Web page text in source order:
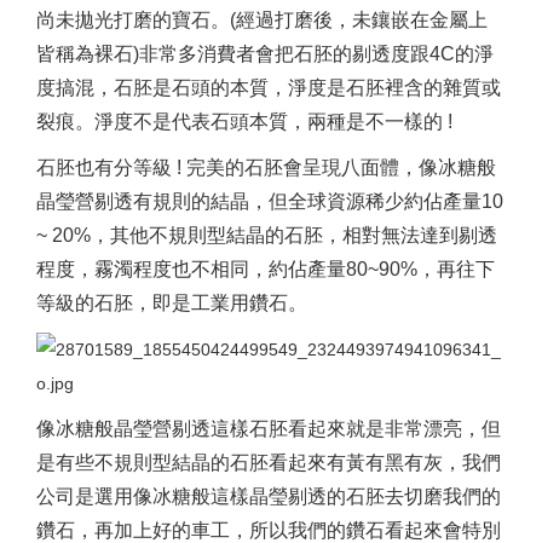
尚未拋光打磨的寶石。(經過打磨後，未鑲嵌在金屬上
皆稱為裸石)非常多消費者會把石胚的剔透度跟4C的淨
度搞混，石胚是石頭的本質，淨度是石胚裡含的雜質或
裂痕。淨度不是代表石頭本質，兩種是不一樣的 !
石胚也有分等級 ! 完美的石胚會呈現八面體，像冰糖般
晶瑩營剔透有規則的結晶，但全球資源稀少約佔產量10
~ 20%，其他不規則型結晶的石胚，相對無法達到剔透
程度，霧濁程度也不相同，約佔產量80~90%，再往下
等級的石胚，即是工業用鑽石。
像冰糖般晶瑩營剔透這樣石胚看起來就是非常漂亮，但
是有些不規則型結晶的石胚看起來有黃有黑有灰，我們
公司是選用像冰糖般這樣晶瑩剔透的石胚去切磨我們的
鑽石，再加上好的車工，所以我們的鑽石看起來會特別